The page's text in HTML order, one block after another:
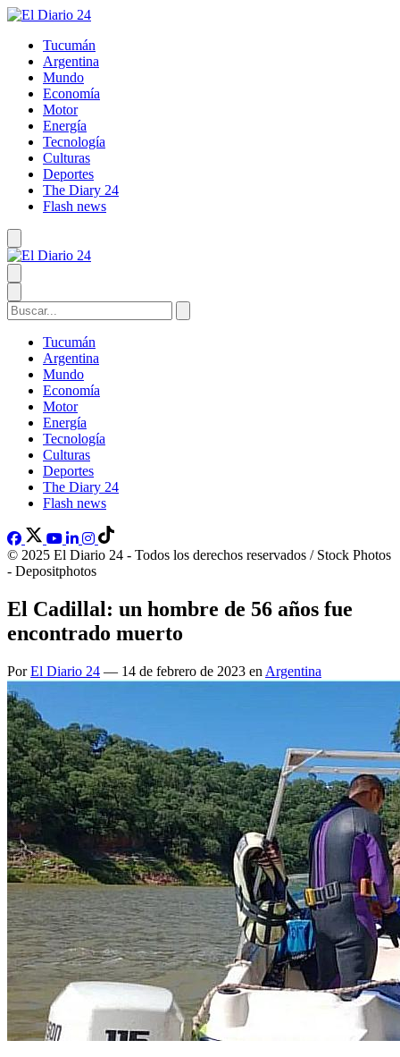
Tucumán
Argentina
Mundo
Economía
Motor
Energía
Tecnología
Culturas
Deportes
The Diary 24
Flash news
Tucumán
Argentina
Mundo
Economía
Motor
Energía
Tecnología
Culturas
Deportes
The Diary 24
Flash news
© 2025 El Diario 24 - Todos los derechos reservados / Stock Photos
- Depositphotos
El Cadillal: un hombre de 56 años fue
encontrado muerto
PorEl Diario 24 — 14 de febrero de 2023 en Argentina